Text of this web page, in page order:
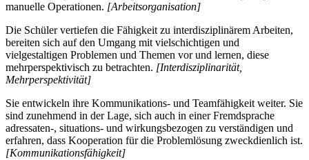
manuelle Operationen. [Arbeitsorganisation]
Die Schüler vertiefen die Fähigkeit zu interdisziplinärem Arbeiten,
bereiten sich auf den Umgang mit vielschichtigen und
vielgestaltigen Problemen und Themen vor und lernen, diese
mehrperspektivisch zu betrachten. [Interdisziplinarität,
Mehrperspektivität]
Sie entwickeln ihre Kommunikations- und Teamfähigkeit weiter. Sie
sind zunehmend in der Lage, sich auch in einer Fremdsprache
adressaten-, situations- und wirkungsbezogen zu verständigen und
erfahren, dass Kooperation für die Problemlösung zweckdienlich ist.
[Kommunikationsfähigkeit]